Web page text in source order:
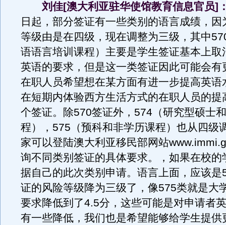
刘佳[澳大利亚驻华使馆教育信息官员]
日起，部分签证有一些类别的语言成绩，因
等级由是在四级，现在调整为三级，其中
语语言培训课程）主要是学生签证基本上取
英语的要求，但是这一类签证因此可能会有
在职人员希望想在某方面有进一步提高英语
在短期内体验西方生活方式的在职人员的提
个签证。除570签证外，574（研究型硕士
程），575（预科和非学历课程）也从四级
家可以登陆澳大利亚移民部网站
询不同类别签证的具体要求。，如果在校的
据自己的此次类别申请。语言上面，应该是
证的风险等级降为三级了，像575类就是大
要求降低到了4.5分，这些可能是对申请者
有一些降低，我们也是希望能够给学生提供